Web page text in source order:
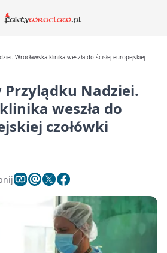
Wrocławska klinika weszła do ścisłej europejskiej
Przylądku Nadziei.
weszła do
czołówki